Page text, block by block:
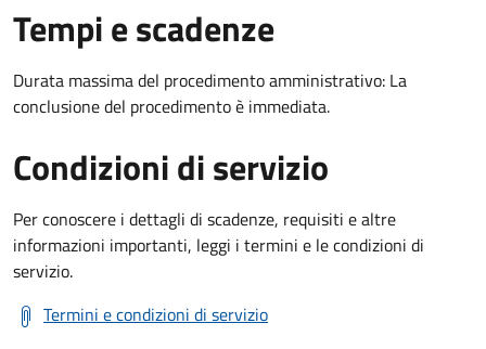
Tempi e scadenze
Durata massima del procedimento amministrativo: La
conclusione del procedimento è immediata.
Condizioni di servizio
Per conoscere i dettagli di scadenze, requisiti e altre
informazioni importanti, leggi i termini e le condizioni di
servizio.
Termini e condizioni di servizio